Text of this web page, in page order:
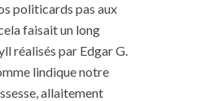
politicards pas aux
faisait un long
réalisés par Edgar G.
lindique notre
allaitement